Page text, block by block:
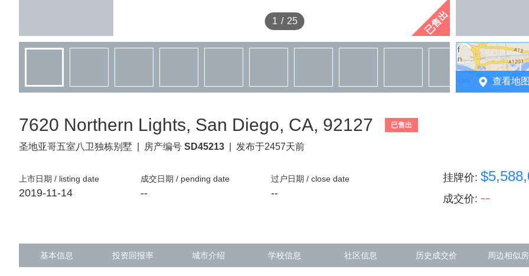
1 / 25 已售出
查看地
7620 Northern Lights, San Diego, CA, 92127 已售出
圣地亚哥五室八卫独栋别墅 房产编号 SD45213 发布于2457天前
上市日期 / listing date
2019-11-14
成交日期 / pending date
--
过户日期 / close date
--
挂牌价:
成交价: --
基本信息 投资回报率 城市介绍 学校信息 社区信息 历史成交价 周边相似